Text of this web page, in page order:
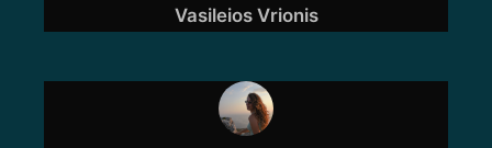
Vasileios Vrionis